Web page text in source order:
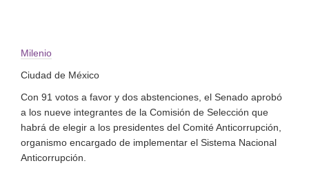
Milenio
Ciudad de México
Con 91 votos a favor y dos abstenciones, el Senado aprobó
a los nueve integrantes de la Comisión de Selección que
habrá de elegir a los presidentes del Comité Anticorrupción,
organismo encargado de implementar el Sistema Nacional
Anticorrupción.